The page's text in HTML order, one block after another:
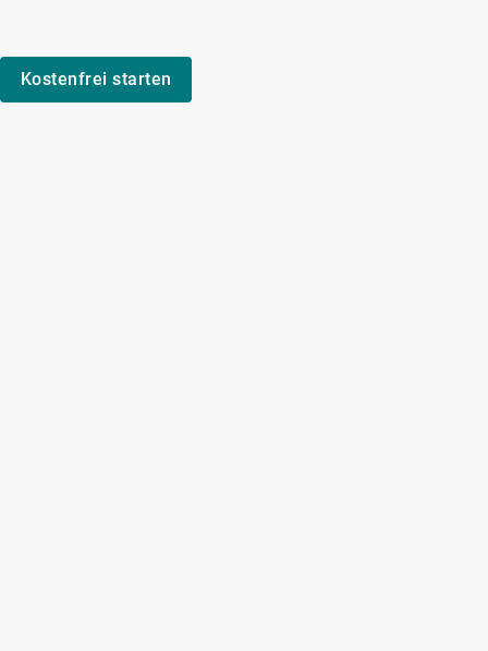
Kostenfrei starten